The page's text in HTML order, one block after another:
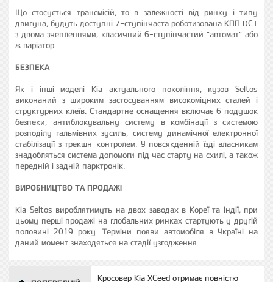
Що стосується трансмісій, то в залежності від ринку і типу
двигуна, будуть доступні 7-ступінчаста роботизована КПП DCT
з двома зчепленнями, класичний 6-ступінчастий "автомат" або
ж варіатор.
БЕЗПЕКА
Як і інші моделі Kia актуального покоління, кузов Seltos
виконаний з широким застосуванням високоміцних сталей і
структурних клеїв. Стандартне оснащення включає 6 подушок
безпеки, антиблокувальну систему в комбінації з системою
розподілу гальмівних зусиль, систему динамічної електронної
стабілізації з трекшн-контролем. У повсякденній їзді власникам
знадобляться система допомоги під час старту на схилі, а також
передній і задній парктронік.
ВИРОБНИЦТВО ТА ПРОДАЖІ
Kia Seltos вироблятимуть на двох заводах в Кореї та Індії, при
цьому перші продажі на глобальних ринках стартують у другій
половині 2019 року. Терміни появи автомобіля в Україні на
даний момент знаходяться на стадії узгодження.
Кросовер Kia XCeed отримає повністю